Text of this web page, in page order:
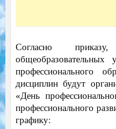
Согласно
общеобразовательных
профессионального
дисциплин будут
«День
профессионального
графику: